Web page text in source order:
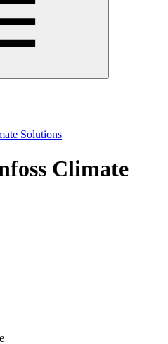
Solutions
Climate